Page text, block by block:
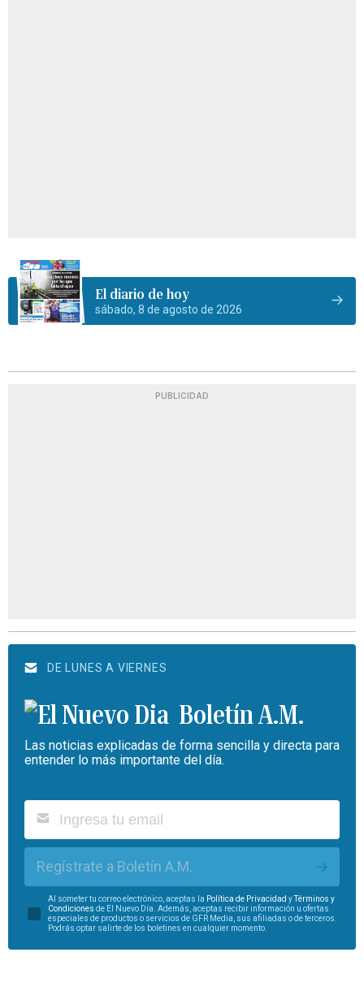
El diario de hoy
sábado, 8 de agosto de 2026
PUBLICIDAD
DE LUNES A VIERNES
Boletín A.M.
Las noticias explicadas de forma sencilla y directa para
entender lo más importante del día.
Regístrate a Boletín A.M.
Al someter tu correo electrónico, aceptas la Política de Privacidad yTérminos y
Condiciones de El Nuevo Día. Además, aceptas recibir información u ofertas
especiales de productos o servicios de GFR Media, sus afiliadas o de terceros.
Podrás optar salirte de los boletines en cualquier momento.